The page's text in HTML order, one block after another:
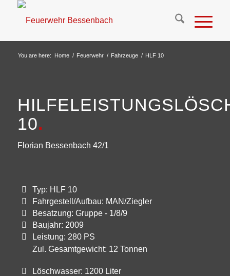
You are here: Home / Feuerwehr / Fahrzeuge / HLF 10
10.
Florian Bessenbach 42/1
Typ: HLF 10
Fahrgestell/Aufbau: MAN/Ziegler
Besatzung: Gruppe - 1/8/9
Baujahr: 2009
Leistung: 280 PS
Zul. Gesamtgewicht: 12 Tonnen
Löschwasser: 1200 Liter